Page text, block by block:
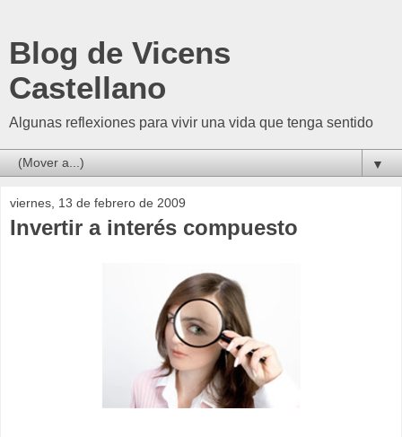
Blog de Vicens
Castellano
Algunas reflexiones para vivir una vida que tenga sentido
▼
viernes, 13 de febrero de 2009
Invertir a interés compuesto